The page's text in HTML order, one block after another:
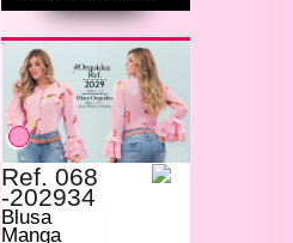
Ref. 068
-202934
Blusa
Manga